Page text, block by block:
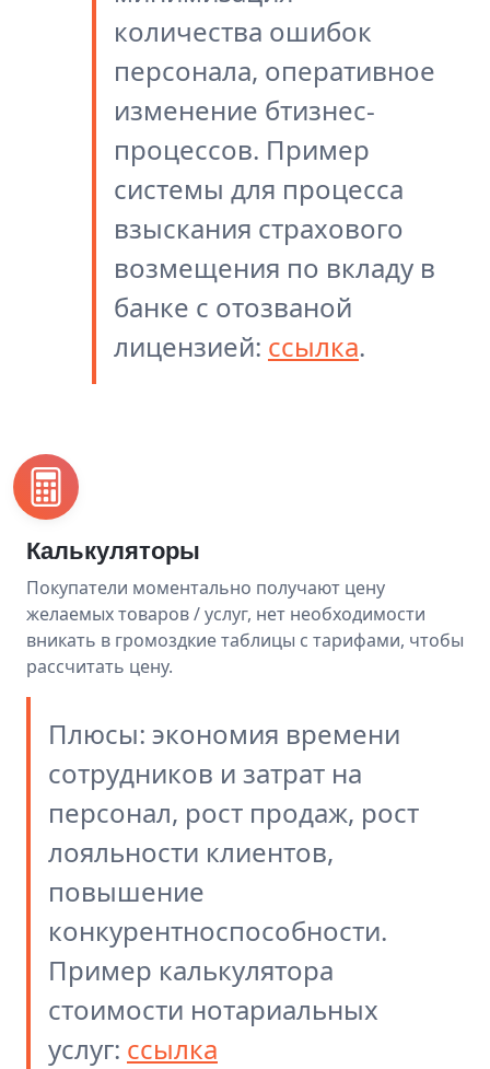
количества ошибок
персонала, оперативное
изменение бтизнес-
процессов. Пример
системы для процесса
взыскания страхового
возмещения по вкладу в
банке с отозваной
лицензией: ссылка.
Калькуляторы
Покупатели моментально получают цену
желаемых товаров / услуг, нет необходимости
вникать в громоздкие таблицы с тарифами, чтобы
рассчитать цену.
Плюсы: экономия времени
сотрудников и затрат на
персонал, рост продаж, рост
лояльности клиентов,
повышение
конкурентноспособности.
Пример калькулятора
стоимости нотариальных
услуг: ссылка